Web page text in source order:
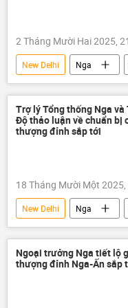
2 Tháng Mười Hai 2025,
New Delhi Nga
VTB
Kinh tế
Chính trị
phương
Ấn Độ
Bắc Kinh
Trợ lý Tổng thống Nga
Độ thảo luận về chuẩn bị
thượng đỉnh sắp tới
18 Tháng Mười Một
New Delhi Nga
Narendra Modi
Chính trị
hợp tác
Ngoại trưởng Nga tiết lộ
thượng đỉnh Nga-Ấn sắp